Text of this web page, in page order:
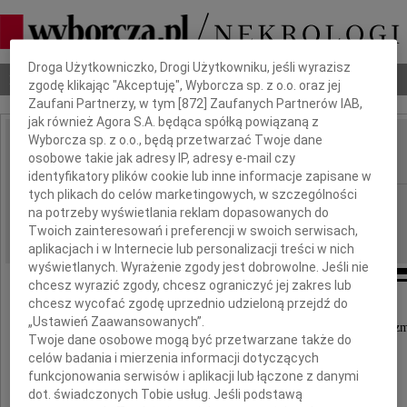
Nekrologi Odeszli Poradnik pogrzebowy
IMIĘ I NAZWISKO: Wojciech Rymer
REGION: Katowice
DATA EMISJI: 03.01.2022
Z głębokim żalem zawiadamiamy,
że w dniu 29 grudnia 2021 r. przeżywszy 73 lata
Wojciech Rymer
Dbamy o Twoją prywatność
Droga Użytkowniczko, Drogi Użytkowniku, jeśli wyrazisz
zgodę klikając "Akceptuję", Wyborcza sp. z o.o. oraz jej
Zaufani Partnerzy, w tym [872 ] Zaufanych Partnerów IAB,
jak również Agora S.A. będąca spółką powiązaną z
Wyborcza sp. z o.o., będą przetwarzać Twoje dane
osobowe takie jak adresy IP, adresy e-mail czy
identyfikatory plików cookie lub inne informacje zapisane w
tych plikach do celów marketingowych, w szczególności
na potrzeby wyświetlania reklam dopasowanych do
Twoich zainteresowań i preferencji w swoich serwisach,
aplikacjach i w Internecie lub personalizacji treści w nich
wyświetlanych. Wyrażenie zgody jest dobrowolne. Jeśli nie
chcesz wyrazić zgody, chcesz ograniczyć jej zakres lub
chcesz wycofać zgodę uprzednio udzieloną przejdź do
„Ustawień Zaawansowanych”.
Twoje dane osobowe mogą być przetwarzane także do
celów badania i mierzenia informacji dotyczących
funkcjonowania serwisów i aplikacji lub łączone z danymi
dot. świadczonych Tobie usług. Jeśli podstawą